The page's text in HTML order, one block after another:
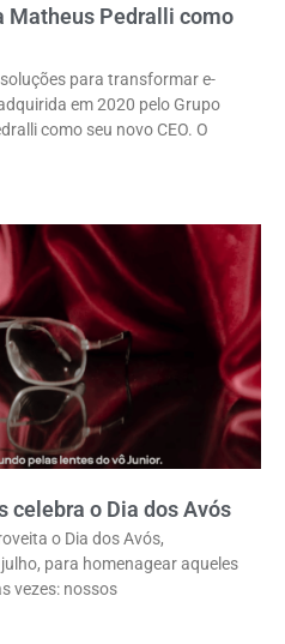
Matheus Pedralli como
para transformar e-
em 2020 pelo Grupo
como seu novo CEO. O
celebra o Dia dos Avós
o Dia dos Avós,
para homenagear aqueles
vezes: nossos